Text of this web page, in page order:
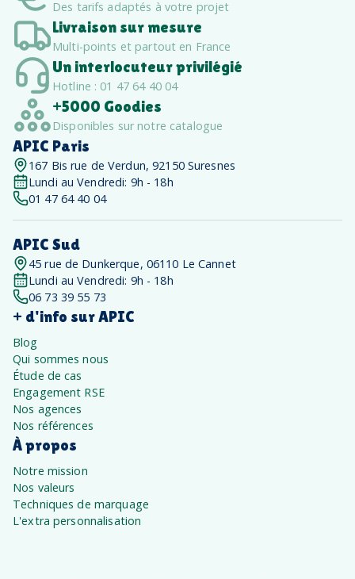
Des tarifs adaptés à votre projet
Livraison sur mesure
Multi-points et partout en France
Un interlocuteur privilégié
Hotline : 01 47 64 40 04
+5000 Goodies
Disponibles sur notre catalogue
APIC Paris
167 Bis rue de Verdun, 92150 Suresnes
Lundi au Vendredi: 9h - 18h
01 47 64 40 04
APIC Sud
45 rue de Dunkerque, 06110 Le Cannet
Lundi au Vendredi: 9h - 18h
06 73 39 55 73
+ d'info sur APIC
Blog
Qui sommes nous
Étude de cas
Engagement RSE
Nos agences
Nos références
À propos
Notre mission
Nos valeurs
Techniques de marquage
L'extra personnalisation